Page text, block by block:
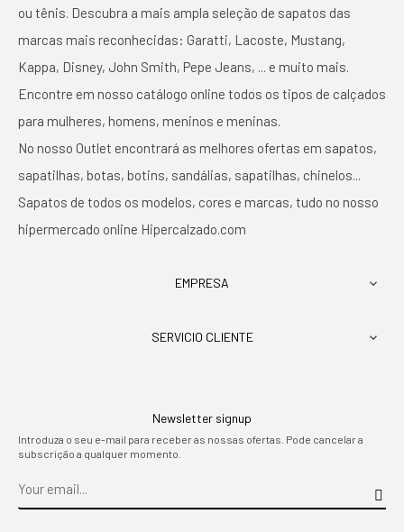
ou tênis. Descubra a mais ampla seleção de sapatos das
marcas mais reconhecidas: Garatti, Lacoste, Mustang,
Kappa, Disney, John Smith, Pepe Jeans, ... e muito mais.
Encontre em nosso catálogo online todos os tipos de calçados
para mulheres, homens, meninos e meninas.
No nosso Outlet encontrará as melhores ofertas em sapatos,
sapatilhas, botas, botins, sandálias, sapatilhas, chinelos...
Sapatos de todos os modelos, cores e marcas, tudo no nosso
hipermercado online Hipercalzado.com
EMPRESA 
SERVICIO CLIENTE 
Newsletter signup
Introduza o seu e-mail para receber as nossas ofertas. Pode cancelar a
subscrição a qualquer momento.